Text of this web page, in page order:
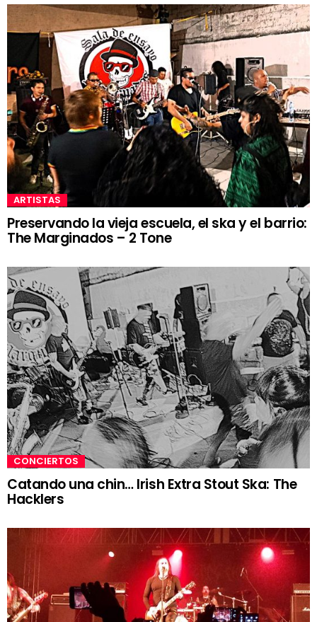
ARTISTAS
Preservando la vieja escuela, el ska y el barrio:
The Marginados – 2 Tone
CONCIERTOS
Catando una chin… Irish Extra Stout Ska: The
Hacklers